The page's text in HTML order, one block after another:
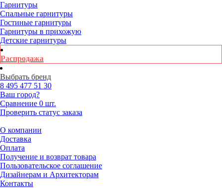
Гарнитуры
Спальные гарнитуры
Гостиные гарнитуры
Гарнитуры в прихожую
Детские гарнитуры
Распродажа
Выбрать бренд
8 495 477 51 30
Ваш город?
Сравнение 0 шт.
Проверить статус заказа
О компании
Доставка
Оплата
Получение и возврат товара
Пользовательское соглашение
Дизайнерам и Архитекторам
Контакты